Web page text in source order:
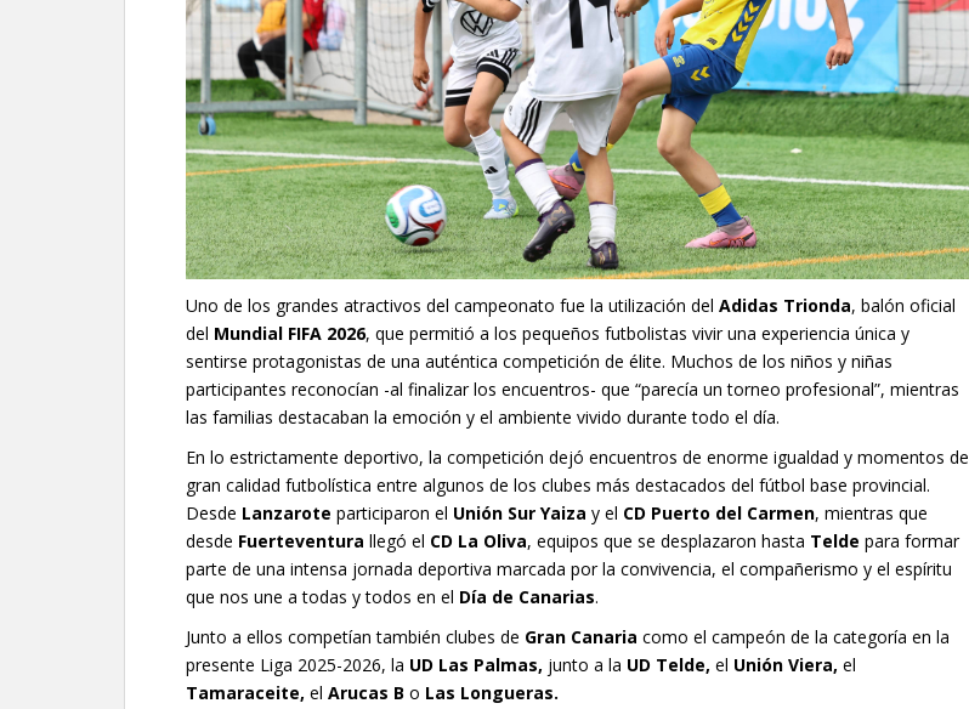
Uno de los grandes atractivos del campeonato fue la utilización del Adidas Trionda, balón oficial
del Mundial FIFA 2026, que permitió a los pequeños futbolistas vivir una experiencia única y
sentirse protagonistas de una auténtica competición de élite. Muchos de los niños y niñas
participantes reconocían -al finalizar los encuentros- que “parecía un torneo profesional”, mientras
las familias destacaban la emoción y el ambiente vivido durante todo el día.
En lo estrictamente deportivo, la competición dejó encuentros de enorme igualdad y momentos de
gran calidad futbolística entre algunos de los clubes más destacados del fútbol base provincial.
Desde Lanzarote participaron el Unión Sur Yaiza y el CD Puerto del Carmen, mientras que
desde Fuerteventura llegó el CD La Oliva, equipos que se desplazaron hasta Telde para formar
parte de una intensa jornada deportiva marcada por la convivencia, el compañerismo y el espíritu
que nos une a todas y todos en el Día de Canarias.
Junto a ellos competían también clubes de Gran Canaria como el campeón de la categoría en la
presente Liga 2025-2026, la UD Las Palmas, junto a la UD Telde, el Unión Viera, el
Tamaraceite, el Arucas B o Las Longueras.